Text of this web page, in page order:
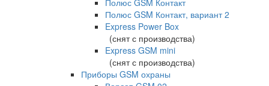
Полюс GSM Контакт
Полюс GSM Контакт, вариант 2
Express Power Box
(снят с производства)
Express GSM mini
(снят с производства)
Приборы GSM охраны